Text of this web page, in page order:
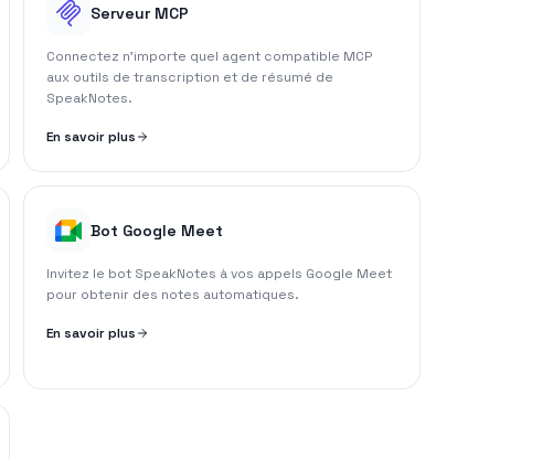
Serveur MCP
Connectez n'importe quel agent compatible MCP
aux outils de transcription et de résumé de
SpeakNotes.
En savoir plus
Bot Google Meet
Invitez le bot SpeakNotes à vos appels Google Meet
pour obtenir des notes automatiques.
En savoir plus